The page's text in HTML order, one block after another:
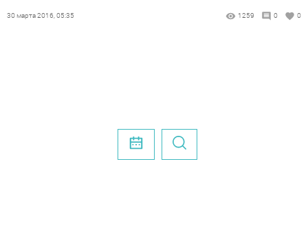
30 марта 2016, 05:35 1259 0 0